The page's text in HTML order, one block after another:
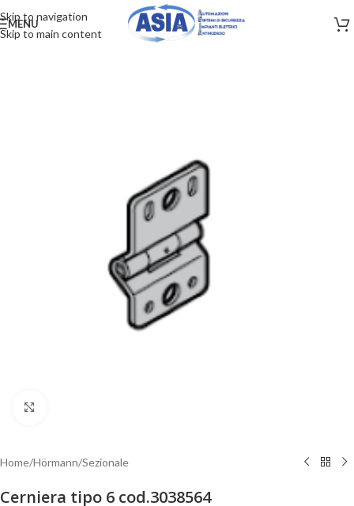
Skip to navigation
Skip to main content
MENU
Home/Hörmann/Sezionale
Cerniera tipo 6 cod.3038564